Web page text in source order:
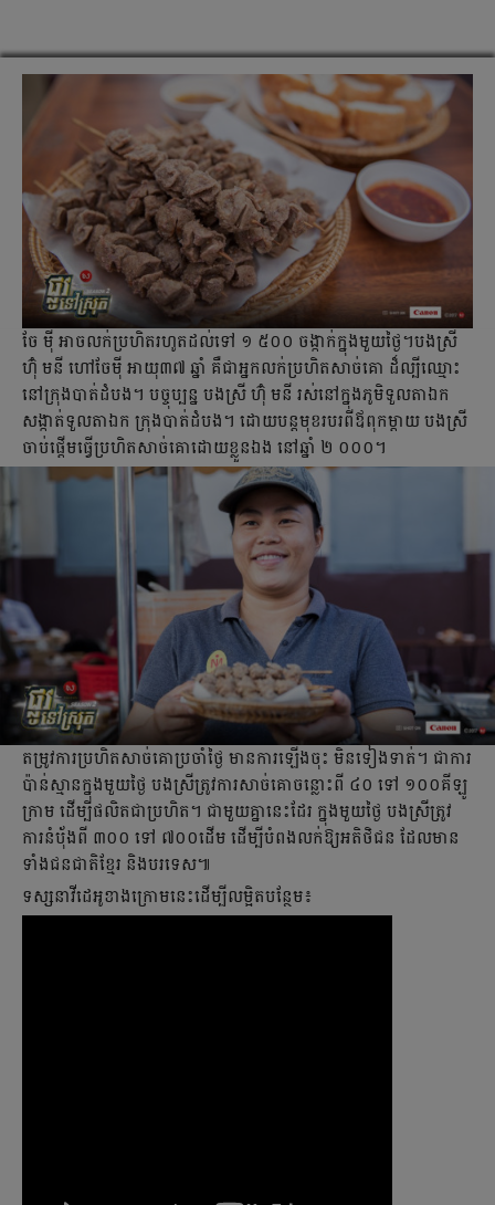
ចែ ម៉ី អាច​លក់​ប្រហិត​រហូត​ដល់​ទៅ ១ ៥០០ ចង្កាក់​ក្នុង​មួយ​ថ្ងៃ។បងស្រី
ហ៊ុំ មនី ហៅ​ចែ​ម៉ី អាយុ​៣៧ ឆ្នាំ គឺជា​អ្នក​លក់​ប្រហិត​សាច់​គោ ដ៏​ល្បី​ឈ្មោះ
នៅ​ក្រុង​បាត់​ដំបង។ បច្ចុប្បន្ន​ បង​ស្រី ហ៊ុំ មនី រស់​នៅ​ក្នុង​ភូមិ​ទួល​តាឯក
សង្កាត់​ទួល​តាឯក ក្រុង​បាត់​ដំបង។ ដោយ​បន្ត​មុខ​របរ​ពី​ឪពុក​ម្ដាយ បង​ស្រី​
ចាប់​ផ្ដើម​ធ្វើ​ប្រហិត​សាច់​គោ​ដោយ​ខ្លួន​ឯង នៅ​ឆ្នាំ ២ ០០០។
តម្រូវ​ការ​ប្រហិត​សាច់​គោ​ប្រចាំ​ថ្ងៃ មាន​ការ​ឡើង​ចុះ មិន​ទៀង​ទាត់។ ជា​ការ​
ប៉ាន់​ស្មាន​ក្នុង​មួយ​ថ្ងៃ ​បង​ស្រី​ត្រូវ​ការ​សាច់​គោ​ចន្លោះ​ពី ៤០ ទៅ ១០០​គីឡូ​
ក្រាម ដើម្បី​ផលិត​ជា​ប្រហិត។ ជា​មួយ​គ្នា​នេះ​ដែរ ក្នុង​មួយ​ថ្ងៃ បង​ស្រី​ត្រូវ​
ការ​នំប៉័ង​ពី ៣០០ ទៅ ៧០០​ដើម ដើម្បី​បំពង​លក់​ឱ្យ​អតិថិជន ដែល​មាន​
ទាំង​ជន​ជាតិ​ខ្មែរ​ និង​បរទេស៕
ទស្សនាវីដេអូខាងក្រោមនេះដើម្បីលម្អិតបន្ថែម៖